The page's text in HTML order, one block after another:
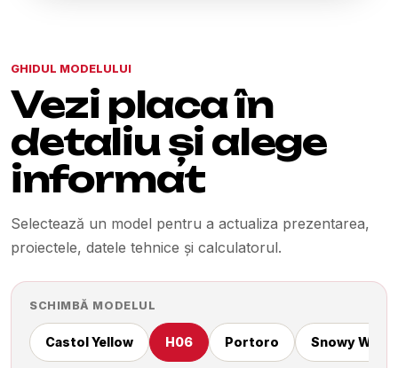
GHIDUL MODELULUI
Vezi placa în
detaliu și alege
informat
Selectează un model pentru a actualiza prezentarea,
proiectele, datele tehnice și calculatorul.
SCHIMBĂ MODELUL
Castol Yellow H06 Portoro Snowy White